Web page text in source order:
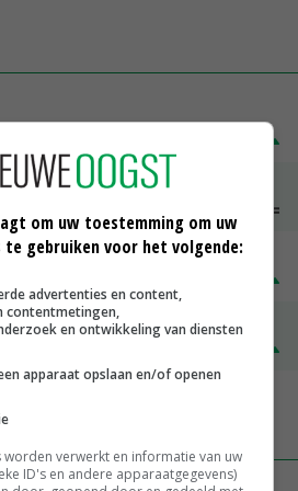
€ 1,09
om uw toestemming om uw
te gebruiken voor het volgende:
advertenties en content,
contentmetingen,
en ontwikkeling van diensten
apparaat opslaan en/of openen
verwerkt en informatie van uw
ID's en andere apparaatgegevens)